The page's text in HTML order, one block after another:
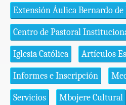
Extensión Áulica Bernardo
Centro de Pastoral
Iglesia Católica Artículos
Informes e Inscripción
Servicios Mbojere Cultural